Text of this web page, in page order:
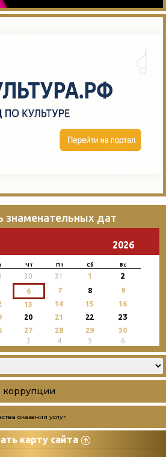
знаменательных дат
2026
Чт Пт Сб Вс
30 31 1 2
6 7 8
9
13 14 15
16
20 21 22 23
27 28 29
30
3 4 5 6
коррупции
оказания услуг
карту сайта